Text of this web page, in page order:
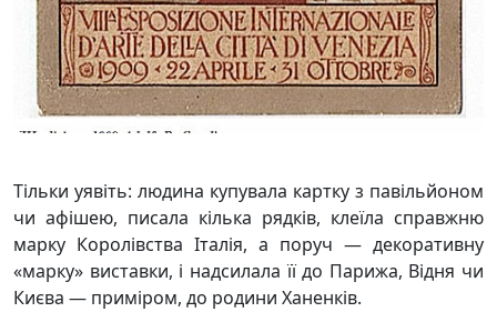
Тільки уявіть: людина купувала картку з павільйоном
чи афішею, писала кілька рядків, клеїла справжню
марку Королівства Італія, а поруч — декоративну
«марку» виставки, і надсилала її до Парижа, Відня чи
Києва — приміром, до родини Ханенків.